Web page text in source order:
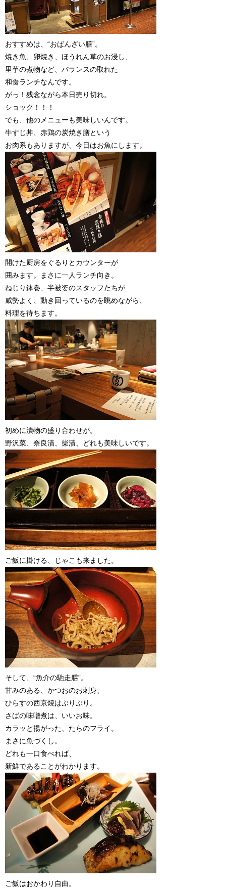
おすすめは、“おばんざい膳”。
焼き魚、卵焼き、ほうれん草のお浸し、
里芋の煮物など、バランスの取れた
和食ランチなんです。
がっ！残念ながら本日売り切れ。
ショック！！！
でも、他のメニューも美味しいんです。
牛すじ丼、赤鶏の炭焼き膳という
お肉系もありますが、今日はお魚にします。
開けた厨房をぐるりとカウンターが
囲みます。まさに一人ランチ向き。
ねじり鉢巻、半被姿のスタッフたちが
威勢よく、動き回っているのを眺めながら、
料理を待ちます。
初めに漬物の盛り合わせが。
野沢菜、奈良漬、柴漬、どれも美味しいです。
ご飯に掛ける、じゃこも来ました。
そして、“魚介の馳走膳”。
甘みのある、かつおのお刺身、
ひらすの西京焼はぷりぷり。
さばの味噌煮は、いいお味。
カラッと揚がった、たらのフライ。
まさに魚づくし。
どれも一口食べれば、
新鮮であることがわかります。
ご飯はおかわり自由。